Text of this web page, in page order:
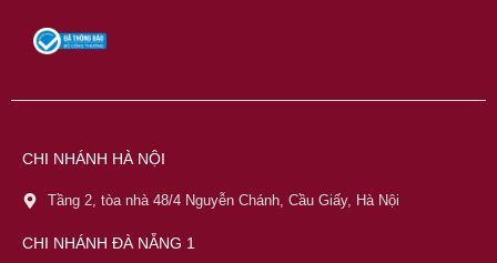
CHI NHÁNH HÀ NỘI
Tầng 2, tòa nhà 48/4 Nguyễn Chánh, Cầu Giấy, Hà Nội
CHI NHÁNH ĐÀ NẴNG 1